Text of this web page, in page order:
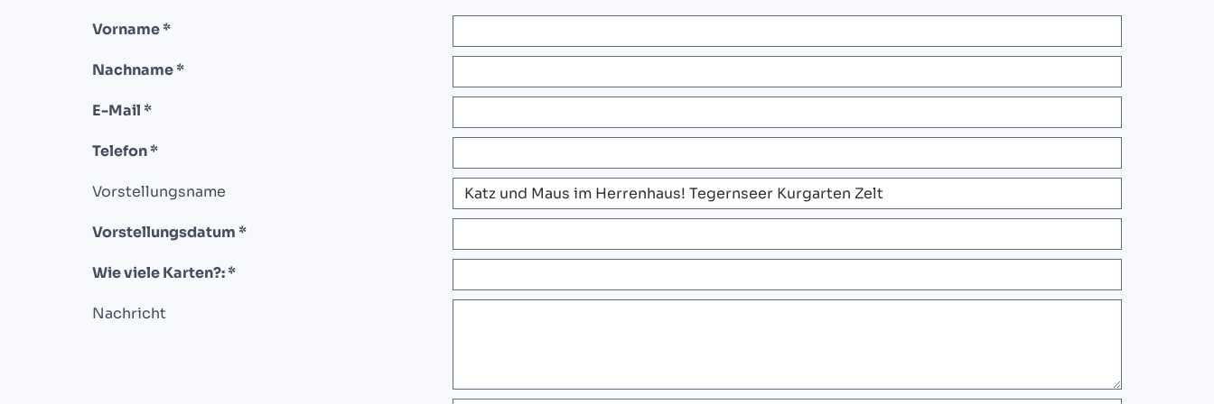
Vorname *
Nachname *
E-Mail *
Telefon *
Vorstellungsname
Vorstellungsdatum *
Wie viele Karten?: *
Nachricht